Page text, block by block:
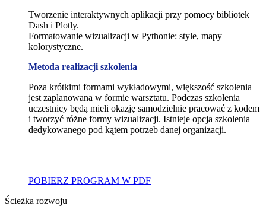
Tworzenie interaktywnych aplikacji przy pomocy bibliotek
Dash i Plotly.
Formatowanie wizualizacji w Pythonie: style, mapy
kolorystyczne.
Metoda realizacji szkolenia
Poza krótkimi formami wykładowymi, większość szkolenia
jest zaplanowana w formie warsztatu. Podczas szkolenia
uczestnicy będą mieli okazję samodzielnie pracować z kodem
i tworzyć różne formy wizualizacji. Istnieje opcja szkolenia
dedykowanego pod kątem potrzeb danej organizacji.
POBIERZ PROGRAM W PDF
Ścieżka rozwoju